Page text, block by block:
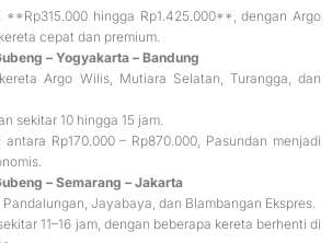
**Rp315.000 hingga Rp1.425.000**, dengan Argo
cepat dan premium.
– Yogyakarta – Bandung
Argo Wilis, Mutiara Selatan, Turangga, dan
sekitar 10 hingga 15 jam.
Rp170.000 – Rp870.000, Pasundan menjadi
– Semarang – Jakarta
Jayabaya, dan Blambangan Ekspres.
11–16 jam, dengan beberapa kereta berhenti di